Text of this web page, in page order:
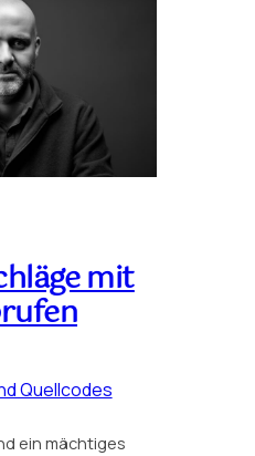
mit
Quellcodes
ein mächtiges